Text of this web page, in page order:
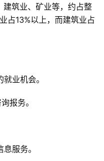
建筑业、矿业等，约占整
占13%以上，而建筑业占
业机会。
报务。
服务。